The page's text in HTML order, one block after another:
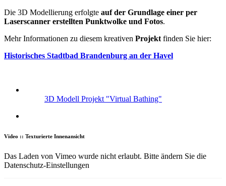
Die 3D Modellierung erfolgte auf der Grundlage einer per
Laserscanner erstellten Punktwolke und Fotos.
Mehr Informationen zu diesem kreativen Projekt finden Sie hier:
Historisches Stadtbad Brandenburg an der Havel
3D Modell Projekt "Virtual Bathing"
Video :: Texturierte Innenansicht
Das Laden von Vimeo wurde nicht erlaubt. Bitte ändern Sie die
Datenschutz-Einstellungen